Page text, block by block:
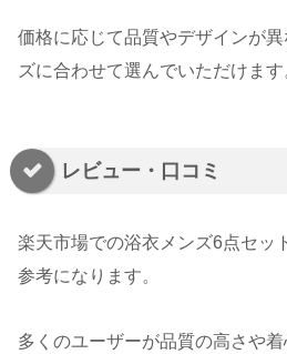
価格に応じて品質やデザインが
ズに合わせて選んでいただけます
レビュー・口コミ
楽天市場での浴衣メンズ6点セッ
参考になります。
多くのユーザーが品質の高さや